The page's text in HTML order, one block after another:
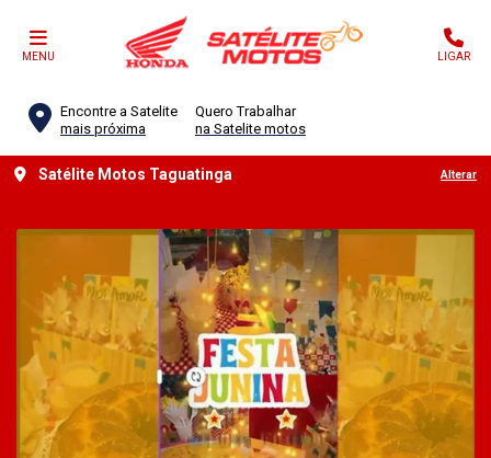
MENU LIGAR
Encontre a Satelite
mais próxima
Quero Trabalhar
na Satelite motos
Satélite Motos Taguatinga Alterar